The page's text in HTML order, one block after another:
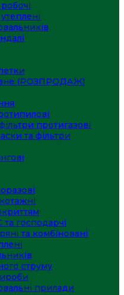
(РОЗПРОДАЖ)
протигазові
та фільтри
господарчі
та комбіновані
струму
прилади